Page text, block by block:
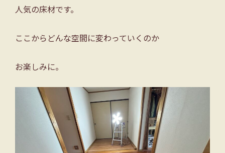
人気の床材です。
ここからどんな空間に変わっていくのか
お楽しみに。